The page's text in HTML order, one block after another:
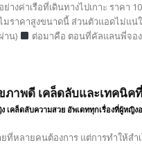
อย่างค่าเรือที่เดินทางไปเกาะ ราคา
ราคาสูงขนาดนี้ ส่วนตัวแอดไม่แน่ใ
าน)
ต่อมาคือ ตอนที่คัลแลนพี่จอ
าพดี เคล็ดลับและเทคนิค
เคล็ดลับความสวย อัพเดททุกเรื่องที่ผู้หญิง
ที่หลายคนต้องการ แต่การทำให้สำ